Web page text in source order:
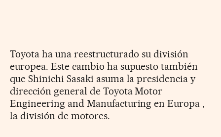
Toyota ha una reestructurado su división
europea. Este cambio ha supuesto también
que Shinichi Sasaki asuma la presidencia y
dirección general de Toyota Motor
Engineering and Manufacturing en Europa ,
la división de motores.